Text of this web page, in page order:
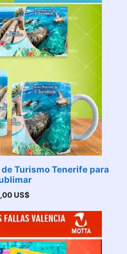
Turismo Tenerife para
US$